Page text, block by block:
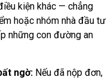
kiện khác — chẳng
hoặc nhóm nhà đầu tư
những con đường an
ngờ: Nếu đã nộp đơn,